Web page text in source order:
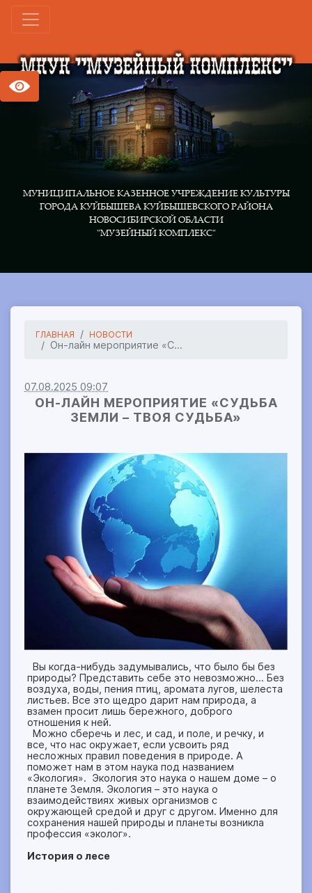
МУНИЦИПАЛЬНОЕ КАЗЕННОЕ УЧРЕЖДЕНИЕ КУЛЬТУРЫ
ГОРОДА КУЙБЫШЕВА КУЙБЫШЕВСКОГО РАЙОНА
НОВОСИБИРСКОЙ ОБЛАСТИ
"МУЗЕЙНЫЙ КОМПЛЕКС"
ГЛАВНАЯ НОВОСТИ
Он-лайн мероприятие «С...
07.08.2025 09:07
ОН-ЛАЙН МЕРОПРИЯТИЕ «СУДЬБА
ЗЕМЛИ – ТВОЯ СУДЬБА»
Вы когда-нибудь задумывались, что было бы без
природы? Представить себе это невозможно… Без
воздуха, воды, пения птиц, аромата лугов, шелеста
листьев. Все это щедро дарит нам природа, а
взамен просит лишь бережного, доброго
отношения к ней.
Можно сберечь и лес, и сад, и поле, и речку, и
все, что нас окружает, если усвоить ряд
несложных правил поведения в природе. А
поможет нам в этом наука под названием
«Экология». Экология это наука о нашем доме – о
планете Земля. Экология – это наука о
взаимодействиях живых организмов с
окружающей средой и друг с другом. Именно для
сохранения нашей природы и планеты возникла
профессия «эколог».
История о лесе